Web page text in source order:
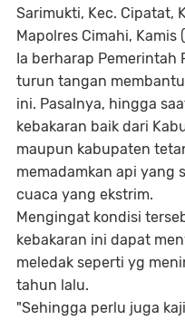
Sarimukti, Kec. Cipatat,
Mapolres Cimahi, Kamis
Ia berharap Pemerintah
turun tangan
ini. Pasalnya, hingga
kebakaran baik dari
maupun kabupaten
memadamkan api yang
cuaca yang ekstrim.
Mengingat kondisi
kebakaran ini dapat
meledak seperti yg
tahun lalu.
"Sehingga perlu juga